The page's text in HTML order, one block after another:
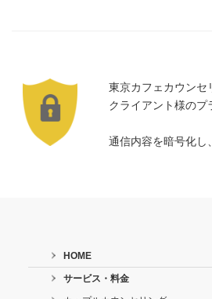
東京カフェカウンセ
クライアント様のプ
通信内容を暗号化し
HOME
サービス・料金